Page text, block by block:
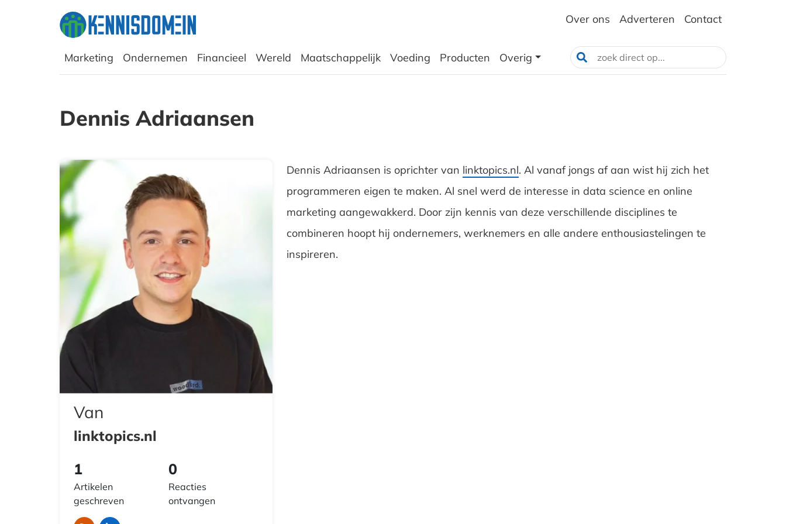
Over ons Adverteren Contact
Marketing Ondernemen Financieel Wereld Maatschappelijk Voeding Producten Overig
Dennis Adriaansen
Van
linktopics.nl
1
Artikelen
geschreven
0
Reacties
ontvangen
Dennis Adriaansen is oprichter van linktopics.nl. Al vanaf jongs af aan wist hij zich het
programmeren eigen te maken. Al snel werd de interesse in data science en online
marketing aangewakkerd. Door zijn kennis van deze verschillende disciplines te
combineren hoopt hij ondernemers, werknemers en alle andere enthousiastelingen te
inspireren.